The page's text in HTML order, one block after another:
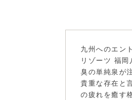
九州へのエン
リゾーツ 福
臭の単純泉が
貴重な存在と
の疲れを癒す